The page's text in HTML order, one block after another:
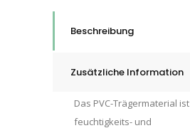
Beschreibung
Zusätzliche Information
Das PVC-Trägermaterial ist
feuchtigkeits- und